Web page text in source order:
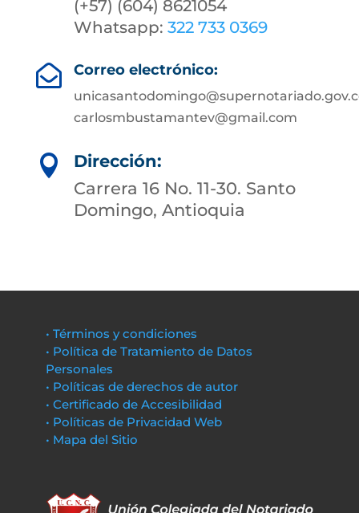
(+57) (604) 8621054
Whatsapp: 322 733 0369
 Correo electrónico:
carlosmbustamantev@gmail.com

Dirección:
Carrera 16 No. 11-30. Santo
Domingo, Antioquia
• Términos y condiciones
• Política de Tratamiento de Datos
Personales
• Políticas de derechos de autor
• Certificado de Accesibilidad
• Políticas de Privacidad Web
• Mapa del Sitio